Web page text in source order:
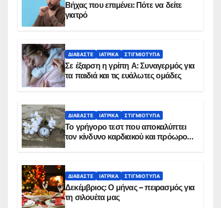
Βήχας που επιμένει: Πότε να δείτε
γιατρό
ΔΙΑΒΆΣΤΕ ΙΑΤΡΙΚΆ ΣΤΙΓΜΙΌΤΥΠΑ
Σε έξαρση η γρίπη Α: Συναγερμός για
τα παιδιά και τις ευάλωτες ομάδες
ΔΙΑΒΆΣΤΕ ΙΑΤΡΙΚΆ ΣΤΙΓΜΙΌΤΥΠΑ
Το γρήγορο τεστ που αποκαλύπτει
τον κίνδυνο καρδιακού και πρόωρου
ΔΙΑΒΆΣΤΕ ΙΑΤΡΙΚΆ ΣΤΙΓΜΙΌΤΥΠΑ
Δεκέμβριος: Ο μήνας – πειρασμός για
τη σιλουέτα μας